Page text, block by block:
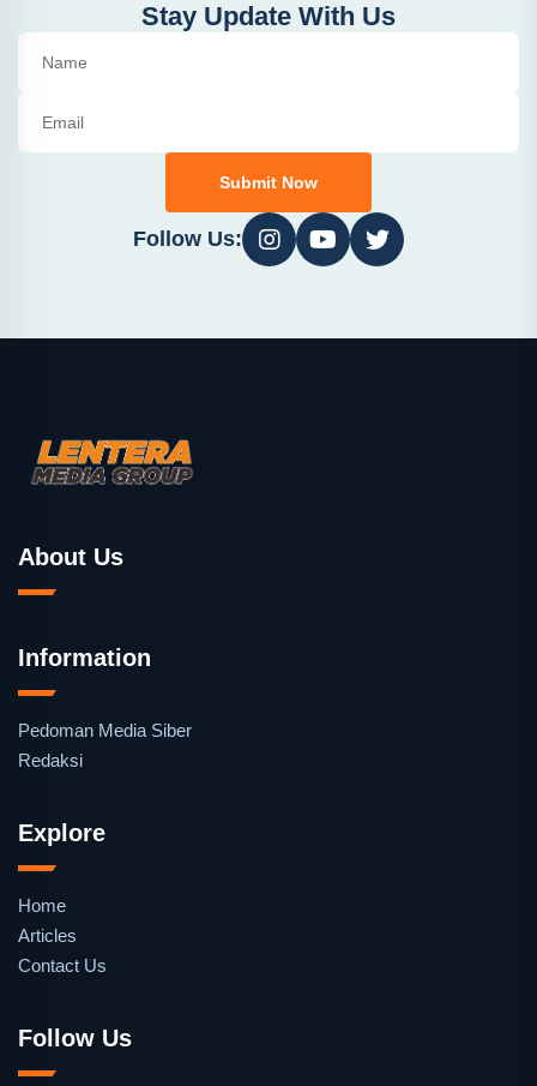
Stay Update With Us
Submit Now
Follow Us:
About Us
Information
Pedoman Media Siber
Redaksi
Explore
Home
Articles
Contact Us
Follow Us